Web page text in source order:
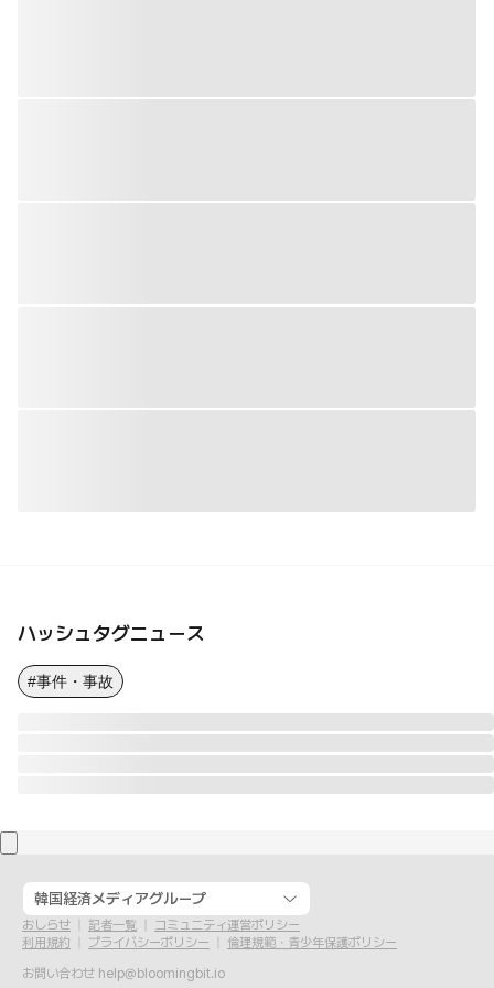
ハッシュタグニュース
#事件・事故
韓国経済メディアグループ
おしらせ 記者一覧
コミュニティ運営ポリシー
利用規約
プライバシーポリシー
倫理規範・青少年保護ポリシー
お問い合わせ help@bloomingbit.io